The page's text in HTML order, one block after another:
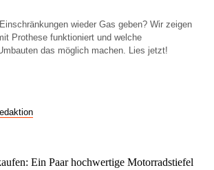
wieder Gas geben? Wir zeigen
Prothese funktioniert und welche
das möglich machen. Lies jetzt!